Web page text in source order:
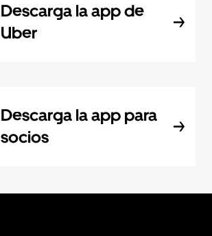
Descarga la app de
Uber
Descarga la app para
socios